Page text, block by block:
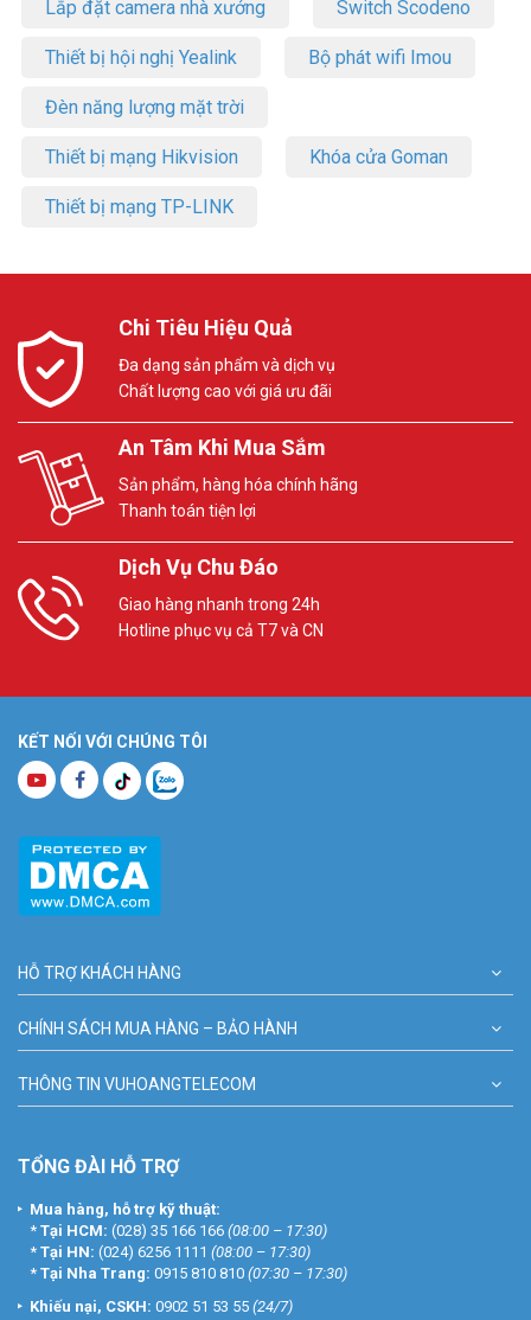
Lắp đặt camera nhà xưởng Switch Scodeno
Thiết bị hội nghị Yealink Bộ phát wifi Imou
Đèn năng lượng mặt trời
Thiết bị mạng Hikvision Khóa cửa Goman
Thiết bị mạng TP-LINK
Chi Tiêu Hiệu Quả
Đa dạng sản phẩm và dịch vụ
Chất lượng cao với giá ưu đãi
An Tâm Khi Mua Sắm
Sản phẩm, hàng hóa chính hãng
Thanh toán tiện lợi
Dịch Vụ Chu Đáo
Giao hàng nhanh trong 24h
Hotline phục vụ cả T7 và CN
KẾT NỐI VỚI CHÚNG TÔI
HỖ TRỢ KHÁCH HÀNG
CHÍNH SÁCH MUA HÀNG – BẢO HÀNH
THÔNG TIN VUHOANGTELECOM
TỔNG ĐÀI HỖ TRỢ
Mua hàng, hỗ trợ kỹ thuật:
* Tại HCM: (028) 35 166 166 (08:00 – 17:30)
* Tại HN: (024) 6256 1111 (08:00 – 17:30)
* Tại Nha Trang: 0915 810 810 (07:30 – 17:30)
Khiếu nại, CSKH: 0902 51 53 55 (24/7)